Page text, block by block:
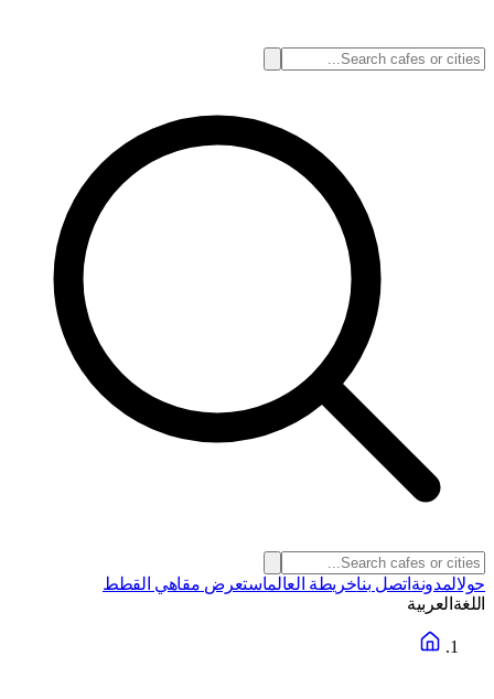
حولالمدونة اتصل بناخريطة العالماستعرض مقاهي القطط
اللغة العربية